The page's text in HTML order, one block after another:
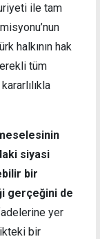
ile tam
halkının hak
tüm
siyasi
bir
gerçeğini de
yer
bir